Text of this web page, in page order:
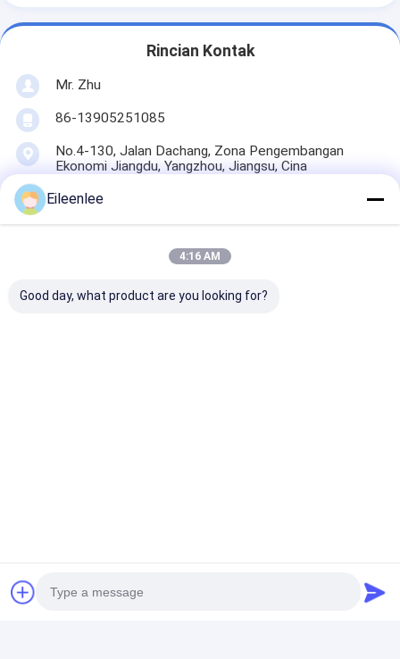
Rincian Kontak
Mr. Zhu
86-13905251085
No.4-130, Jalan Dachang, Zona Pengembangan
Ekonomi Jiangdu, Yangzhou, Jiangsu, Cina
Dapatkan Harga Terbaik Untuk
Eileenlee
4:16 AM
Good day, what product are you looking for?